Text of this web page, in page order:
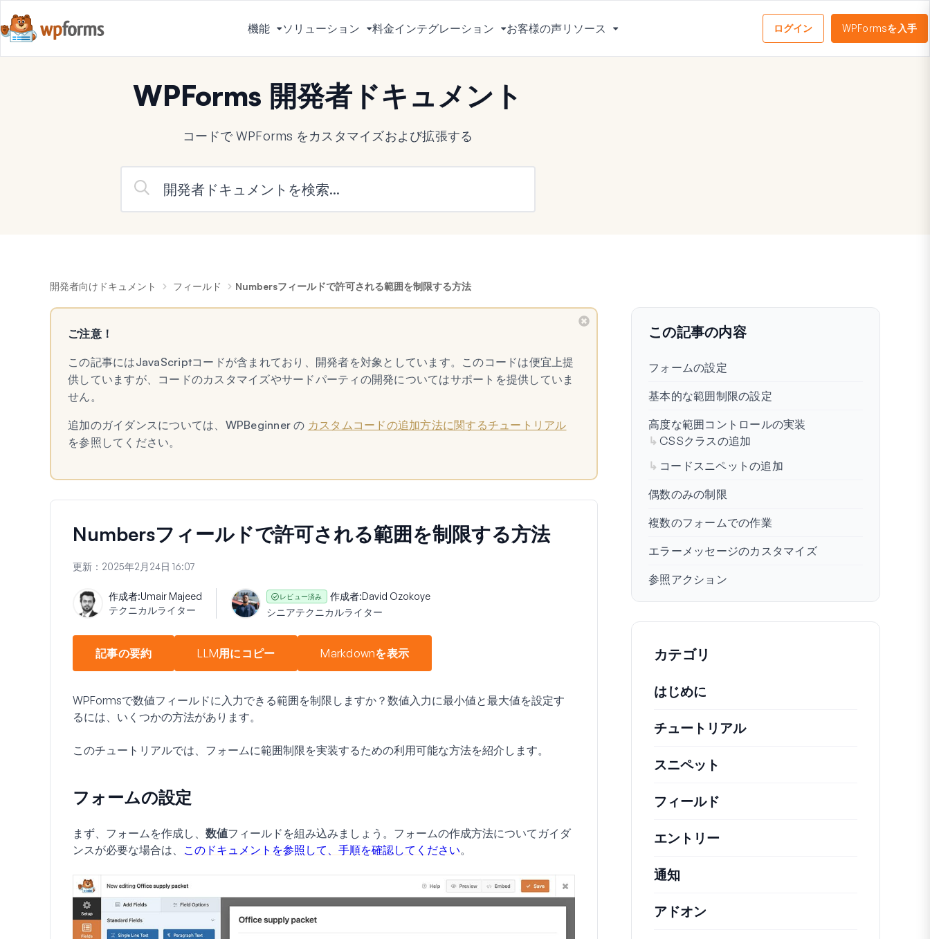
機能
メ
ニ
ー
を
り
え
る
ソリューション
メ
ニ
ー
を
り
え
料金インテグレーション
メ
ニ
ー
を
え
お客様の声リソース
ニ
ログイン WPFormsを入手
WPForms 開発者ドキュメント
コードで WPForms をカスタマイズおよび拡張する
開発者向けドキュメント フィールド Numbersフィールドで許可される範囲を制限する方法
ご注意！
この記事にはJavaScriptコードが含まれており、開発者を対象としています。このコードは便宜上提
供していますが、コードのカスタマイズやサードパーティの開発についてはサポートを提供していま
せん。
追加のガイダンスについては、WPBeginner の カスタムコードの追加方法に関するチュートリアル
を参照してください。
Numbersフィールドで許可される範囲を制限する方法
更新： 2025年2月24日 16:07
作成者:Umair Majeed
テクニカルライター
レビュー済み 作成者:David Ozokoye
シニアテクニカルライター
記事の要約 LLM用にコピー Markdownを表示
WPFormsで数値フィールドに入力できる範囲を制限しますか？数値入力に最小値と最大値を設定す
るには、いくつかの方法があります。
このチュートリアルでは、フォームに範囲制限を実装するための利用可能な方法を紹介します。
フォームの設定
まず、フォームを作成し、 数値フィールドを組み込みましょう。フォームの作成方法についてガイダ
ンスが必要な場合は、 このドキュメントを参照して、手順を確認してください。
この記事の内容
フォームの設定
基本的な範囲制限の設定
高度な範囲コントロールの実装
CSSクラスの追加
コードスニペットの追加
偶数のみの制限
複数のフォームでの作業
エラーメッセージのカスタマイズ
参照アクション
カテゴリ
はじめに
チュートリアル役立つハウツー記事やその他
スニペット
フィールド
エントリー
通知
アドオン